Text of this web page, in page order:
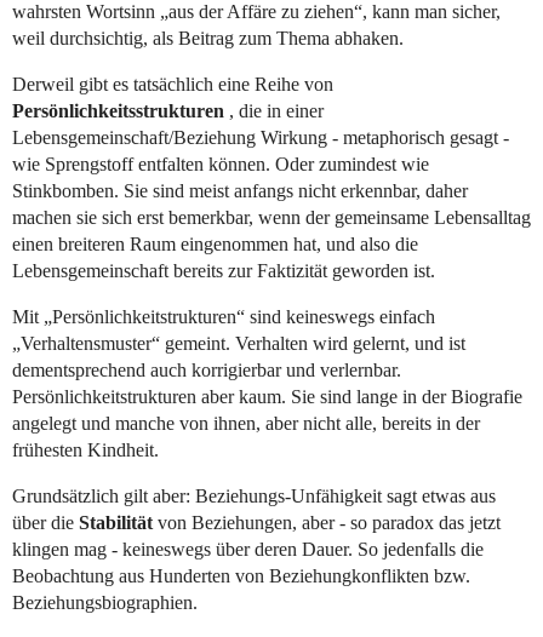
wahrsten Wortsinn „aus der Affäre zu ziehen“, kann man sicher,
weil durchsichtig, als Beitrag zum Thema abhaken.
Derweil gibt es tatsächlich eine Reihe von
Persönlichkeitsstrukturen , die in einer
Lebensgemeinschaft/Beziehung Wirkung - metaphorisch gesagt -
wie Sprengstoff entfalten können. Oder zumindest wie
Stinkbomben. Sie sind meist anfangs nicht erkennbar, daher
machen sie sich erst bemerkbar, wenn der gemeinsame Lebensalltag
einen breiteren Raum eingenommen hat, und also die
Lebensgemeinschaft bereits zur Faktizität geworden ist.
Mit „Persönlichkeitstrukturen“ sind keineswegs einfach
„Verhaltensmuster“ gemeint. Verhalten wird gelernt, und ist
dementsprechend auch korrigierbar und verlernbar.
Persönlichkeitstrukturen aber kaum. Sie sind lange in der Biografie
angelegt und manche von ihnen, aber nicht alle, bereits in der
frühesten Kindheit.
Grundsätzlich gilt aber: Beziehungs-Unfähigkeit sagt etwas aus
über die Stabilität von Beziehungen, aber - so paradox das jetzt
klingen mag - keineswegs über deren Dauer. So jedenfalls die
Beobachtung aus Hunderten von Beziehungkonflikten bzw.
Beziehungsbiographien.